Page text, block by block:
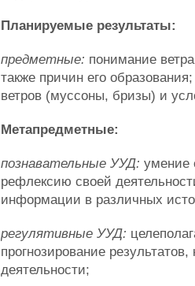
Планируемые результаты:
предметные: понимание
также причин его
ветров (муссоны, бризы) и
Метапредметные:
познавательные УУД: умение
рефлексию своей
информации в различных
регулятивные УУД:
прогнозирование
деятельности;